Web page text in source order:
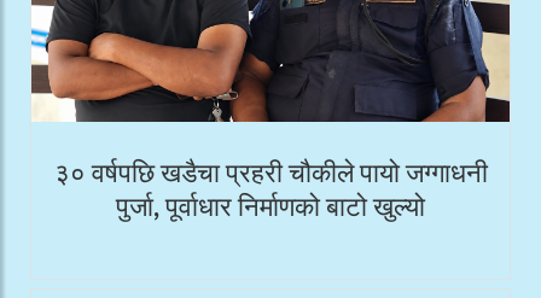
३० वर्षपछि खडैचा प्रहरी चौकीले पायो जग्गाधनी
पुर्जा, पूर्वाधार निर्माणको बाटो खुल्यो